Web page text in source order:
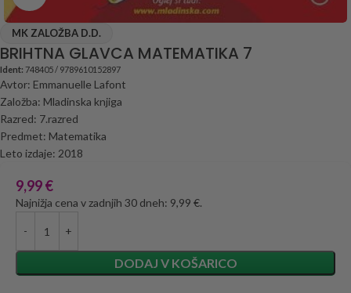
MK ZALOŽBA D.D.
BRIHTNA GLAVCA MATEMATIKA 7
Ident: 748405 / 9789610152897
Avtor: Emmanuelle Lafont
Založba: Mladinska knjiga
Razred: 7.razred
Predmet: Matematika
Leto izdaje: 2018
9,99€
Najnižja cena v zadnjih 30 dneh: 9,99 €.
DODAJ V KOŠARICO